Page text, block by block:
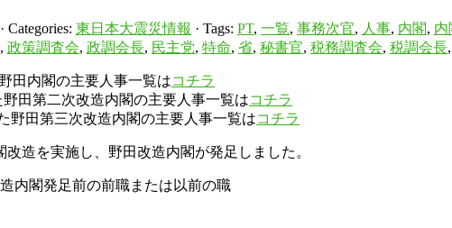
· Categories: 東日本大震災情報 · Tags: PT, 一覧, 事務次官, 人事, 内閣, 内
, 政策調査会, 政調会長, 民主党, 特命, 省, 秘書官, 税務調査会, 税調会長,
田内閣の主要人事一覧はコチラ
第二次改造内閣の主要人事一覧はコチラ
田第三次改造内閣の主要人事一覧はコチラ
造を実施し、野田改造内閣が発足しました。
内閣発足前の前職または以前の職